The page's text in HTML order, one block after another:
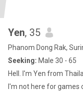
Yen, 35
Phanom Dong Rak,
Seeking: Male 30 - 65
Hell. I'm Yen from
I'm not here for games